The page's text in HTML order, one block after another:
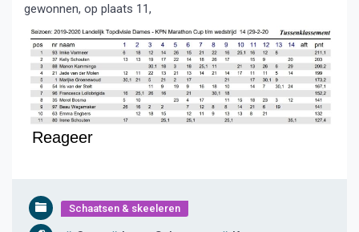
gewonnen, op plaats 11,
Reageer
Schaatsen & skeeleren